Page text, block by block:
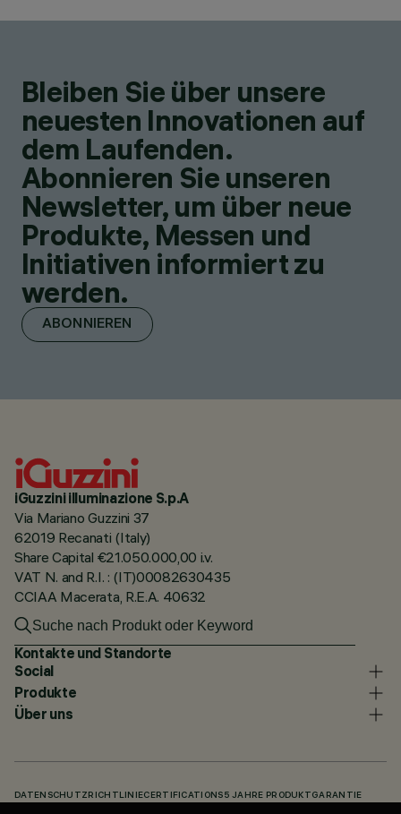
Bleiben Sie über unsere
neuesten Innovationen auf
dem Laufenden.
Abonnieren Sie unseren
Newsletter, um über neue
Produkte, Messen und
Initiativen informiert zu
werden.
ABONNIEREN
iGuzzini illuminazione S.p.A
Via Mariano Guzzini 37
62019 Recanati (Italy)
Share Capital €21.050.000,00 i.v.
VAT N. and R.I. : (IT)00082630435
CCIAA Macerata, R.E.A. 40632
Kontakte und Standorte
Social
Produkte
Über uns
DATENSCHUTZRICHTLINIECERTIFICATIONS 5 JAHRE PRODUKTGARANTIE